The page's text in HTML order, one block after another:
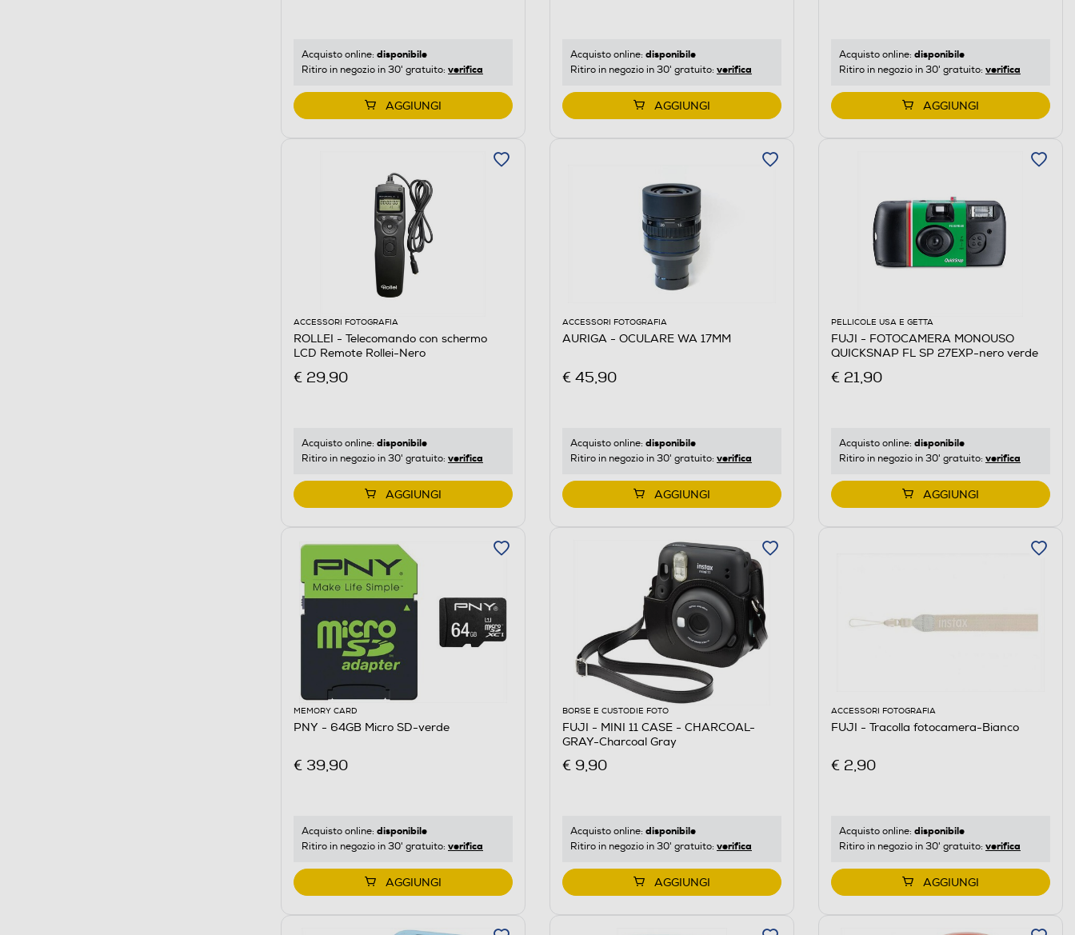
Acquisto online: disponibile
Ritiro in negozio in 30' gratuito: verifica
AGGIUNGI
Acquisto online: disponibile
Ritiro in negozio in 30' gratuito: verifica
AGGIUNGI
Acquisto online: disponibile
Ritiro in negozio in 30' gratuito: verifica
AGGIUNGI
ACCESSORI FOTOGRAFIA
ROLLEI - Telecomando con schermo
LCD Remote Rollei-Nero
€ 29,90
Acquisto online: disponibile
Ritiro in negozio in 30' gratuito: verifica
AGGIUNGI
ACCESSORI FOTOGRAFIA
AURIGA - OCULARE WA 17MM
€ 45,90
Acquisto online: disponibile
Ritiro in negozio in 30' gratuito: verifica
AGGIUNGI
PELLICOLE USA E GETTA
FUJI - FOTOCAMERA MONOUSO
QUICKSNAP FL SP 27EXP-nero verde
€ 21,90
Acquisto online: disponibile
Ritiro in negozio in 30' gratuito: verifica
AGGIUNGI
MEMORY CARD
PNY - 64GB Micro SD-verde
€ 39,90
Acquisto online: disponibile
Ritiro in negozio in 30' gratuito: verifica
AGGIUNGI
BORSE E CUSTODIE FOTO
FUJI - MINI 11 CASE - CHARCOAL-
GRAY-Charcoal Gray
€ 9,90
Acquisto online: disponibile
Ritiro in negozio in 30' gratuito: verifica
AGGIUNGI
ACCESSORI FOTOGRAFIA
FUJI - Tracolla fotocamera-Bianco
€ 2,90
Acquisto online: disponibile
Ritiro in negozio in 30' gratuito: verifica
AGGIUNGI